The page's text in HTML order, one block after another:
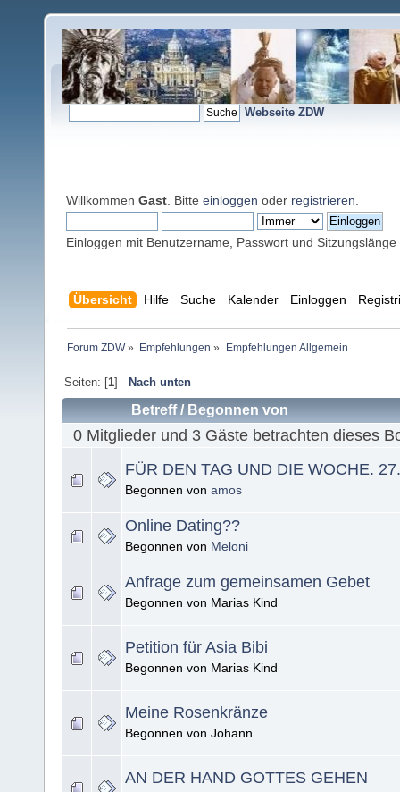
Webseite ZDW
Willkommen Gast . Bitte einloggen oder registrieren
Einloggen mit Benutzername, Passwort und Sitzungslänge
Übersicht Hilfe Suche Kalender Einloggen
Forum ZDW» Empfehlungen » Empfehlungen Allgemein
Seiten: [1] Nach unten
Betreff/ Begonnen von
0 Mitglieder und 3 Gäste betrachten dieses
FÜR DEN TAG UND DIE WOCHE.
Begonnen von amos
Online Dating??
Begonnen von Meloni
Anfrage zum gemeinsamen Gebet
Begonnen von Marias Kind
Petition für Asia Bibi
Begonnen von Marias Kind
Meine Rosenkränze
Begonnen von Johann
AN DER HAND GOTTES GEHEN